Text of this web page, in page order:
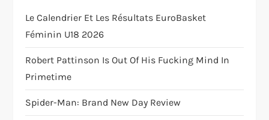
i
o
n
Le Calendrier Et Les Résultats EuroBasket
Féminin U18 2026
Robert Pattinson Is Out Of His Fucking Mind In
Primetime
Spider-Man: Brand New Day Review